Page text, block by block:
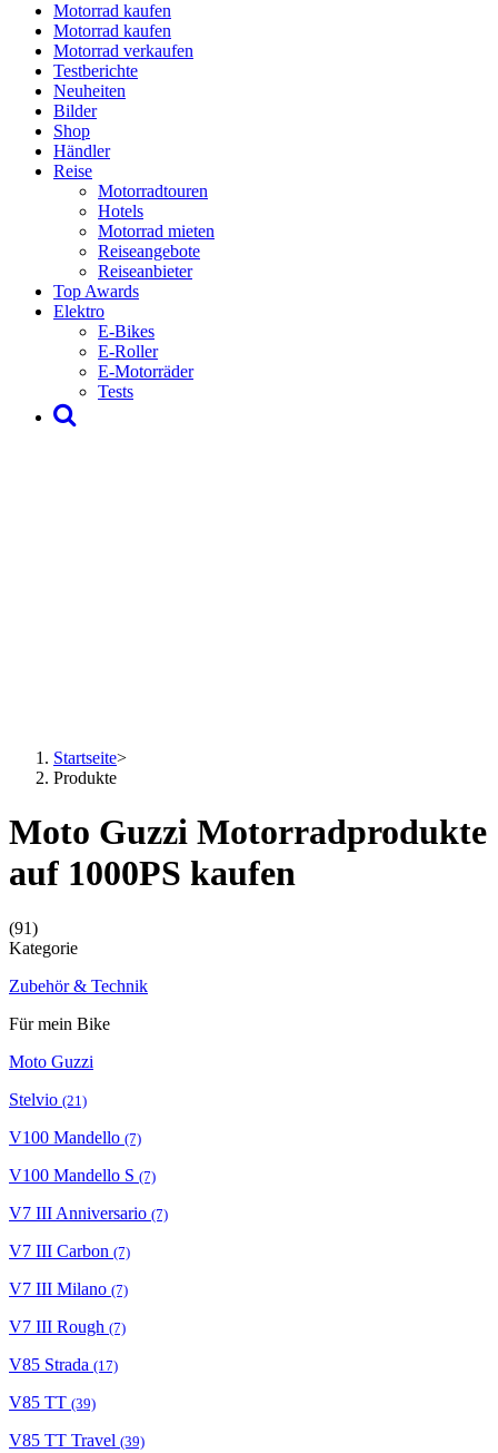
Motorrad kaufen
Motorrad kaufen
Motorrad verkaufen
Testberichte
Neuheiten
Bilder
Shop
Händler
Reise
Motorradtouren
Hotels
Motorrad mieten
Reiseangebote
Reiseanbieter
Top Awards
Elektro
E-Bikes
E-Roller
E-Motorräder
Tests
Startseite>
Produkte
Moto Guzzi Motorradprodukte
auf 1000PS kaufen
(91)
Kategorie
Zubehör & Technik
Für mein Bike
Moto Guzzi
Stelvio (21)
V100 Mandello (7)
V100 Mandello S (7)
V7 III Anniversario (7)
V7 III Carbon (7)
V7 III Milano (7)
V7 III Rough (7)
V85 Strada (17)
V85 TT (39)
V85 TT Travel (39)